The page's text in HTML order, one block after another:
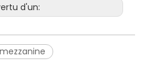
d'un: